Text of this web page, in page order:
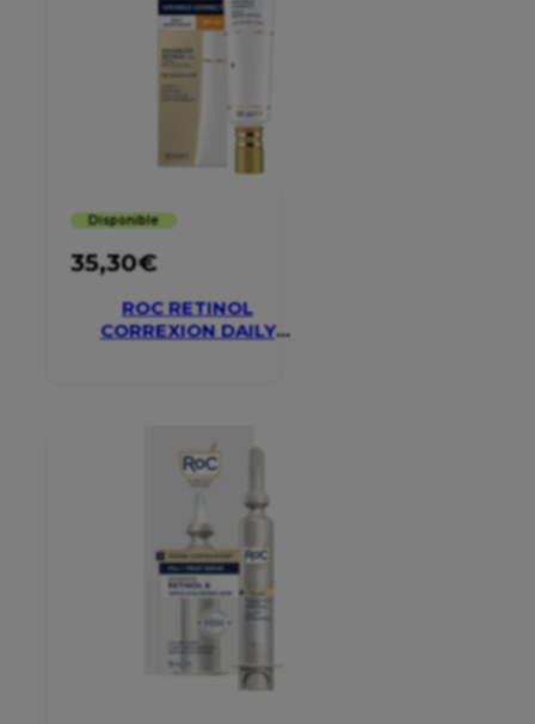
Disponible
35,30€
ROC RETINOL
CORREXION DAILY